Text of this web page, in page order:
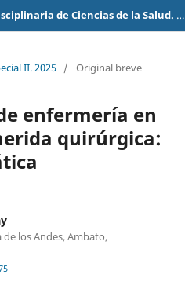
Revista Arbitrada Interdisciplinaria de Ciencias de la Salud. Salud y Vida
II. 2025 / Original breve
enfermería en
quirúrgica:
los Andes, Ambato,